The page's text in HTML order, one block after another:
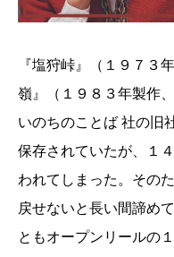
『塩狩峠』（１９７３
嶺』（１９８３年製作
いのちのことば 社の旧
保存されていたが、１
われてしまった。その
戻せないと長い間諦め
ともオープンリールの